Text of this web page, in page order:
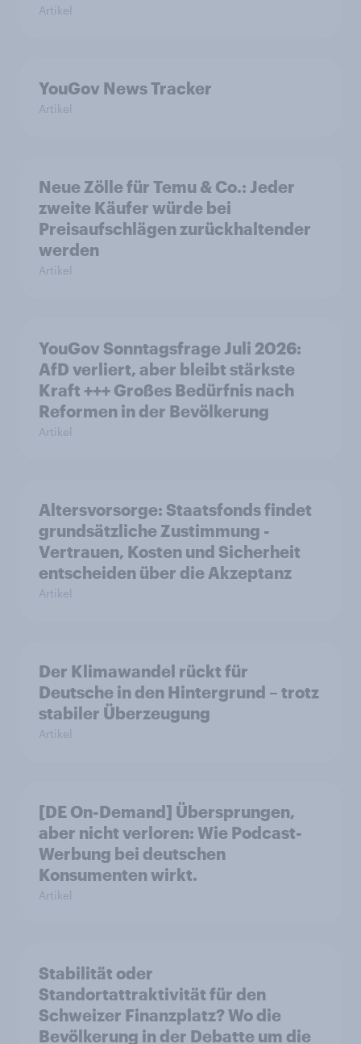
Artikel
YouGov News Tracker
Artikel
Neue Zölle für Temu & Co.: Jeder
zweite Käufer würde bei
Preisaufschlägen zurückhaltender
werden
Artikel
YouGov Sonntagsfrage Juli 2026:
AfD verliert, aber bleibt stärkste
Kraft +++ Großes Bedürfnis nach
Reformen in der Bevölkerung
Artikel
Altersvorsorge: Staatsfonds findet
grundsätzliche Zustimmung -
Vertrauen, Kosten und Sicherheit
entscheiden über die Akzeptanz
Artikel
Der Klimawandel rückt für
Deutsche in den Hintergrund – trotz
stabiler Überzeugung
Artikel
[DE On-Demand] Übersprungen,
aber nicht verloren: Wie Podcast-
Werbung bei deutschen
Konsumenten wirkt.
Artikel
Stabilität oder
Standortattraktivität für den
Schweizer Finanzplatz? Wo die
Bevölkerung in der Debatte um die